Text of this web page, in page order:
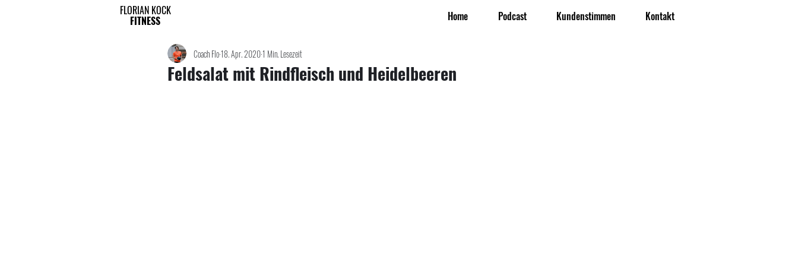
FLORIAN KOCK
FITNESS Home Podcast Kundenstimmen Kontakt
Feldsalat mit Rindfleisch und Heidelbeeren
Coach Flo18. Apr. 20201 Min. Lesezeit